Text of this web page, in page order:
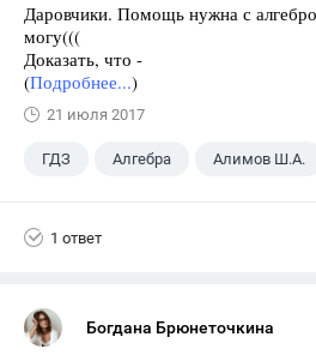
Даровчики. Помощь нужна с
могу(((
Доказать, что -
(Подробнее...)
21 июля 2017
ГДЗ Алгебра Алимов Ш.А.
1 ответ
Богдана Брюнеточкина